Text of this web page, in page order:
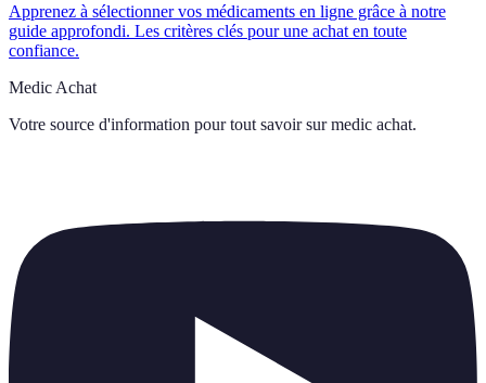
Apprenez à sélectionner vos médicaments en ligne grâce à notre
guide approfondi. Les critères clés pour une achat en toute
confiance.
Medic Achat
Votre source d'information pour tout savoir sur medic achat.